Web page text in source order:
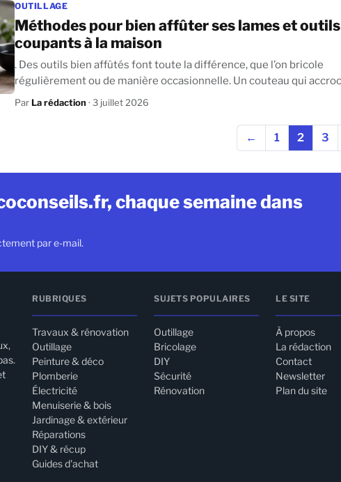
OUTILLAGE
Méthodes pour bien affûter ses lames et outils
coupants à la maison
. Des outils bien affûtés font toute la différence, que l’on bricole
régulièrement ou de manière occasionnelle. Un couteau qui accroche, une
hache...
Par La rédaction · 3 juillet 2026
← 1 2 3
chaque semaine dans
par e-mail.
RUBRIQUES
Travaux & rénovation
Outillage
Peinture & déco
Plomberie
Électricité
Menuiserie & bois
Jardinage & extérieur
Réparations
DIY & récup
Guides d'achat
SUJETS POPULAIRES
Outillage
Bricolage
DIY
Sécurité
Rénovation
LE SITE
À propos
La rédaction
Contact
Newsletter
Plan du site